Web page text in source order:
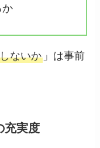
か
ないか 」は事前
充実度